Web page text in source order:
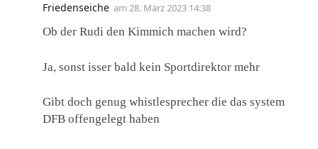
Friedenseiche am 28. März 2023 14:38
Ob der Rudi den Kimmich machen wird?
Ja, sonst isser bald kein Sportdirektor mehr
Gibt doch genug whistlesprecher die das system
DFB offengelegt haben